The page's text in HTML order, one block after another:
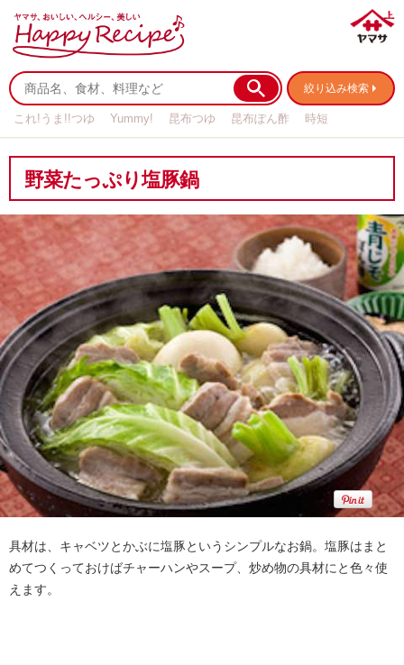
絞り込み検索
これ!うま!!つゆ Yummy! 昆布つゆ 昆布ぽん酢
時短
野菜たっぷり塩豚鍋
具材は、キャベツとかぶに塩豚というシンプルなお鍋。塩豚はまと
めてつくっておけばチャーハンやスープ、炒め物の具材にと色々使
えます。